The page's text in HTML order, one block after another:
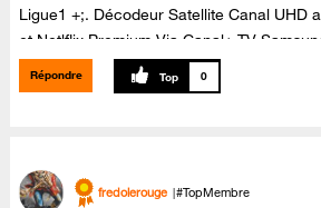
Ligue1 +;. Décodeur Satellite Canal UHD
et Netlflix Premium Via Canal+.TV
65QN90C Dolby Atmos,Barre de son
enceintes arrières Samsung,sans fil SWA-
Répondre 0
fredolerouge #TopMembre